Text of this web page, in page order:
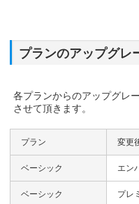
プランのアップグレ
各プランからのアップグレ
させて頂きます。
プラン 変更
ベーシック エン
ベーシック プレ